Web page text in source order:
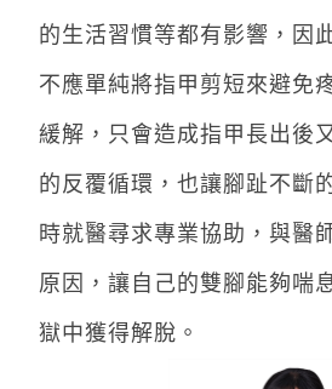
的生活習慣等都有影響，因
不應單純將指甲剪短來避免
緩解，只會造成指甲長出後
的反覆循環，也讓腳趾不斷
時就醫尋求專業協助，與醫
原因，讓自己的雙腳能夠喘
獄中獲得解脫。